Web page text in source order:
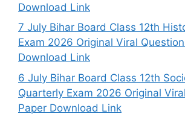
Download Link
7 July Bihar Board Class 12th
Exam 2026 Original Viral
Download Link
6 July Bihar Board Class 12th
Quarterly Exam 2026 Original
Paper Download Link